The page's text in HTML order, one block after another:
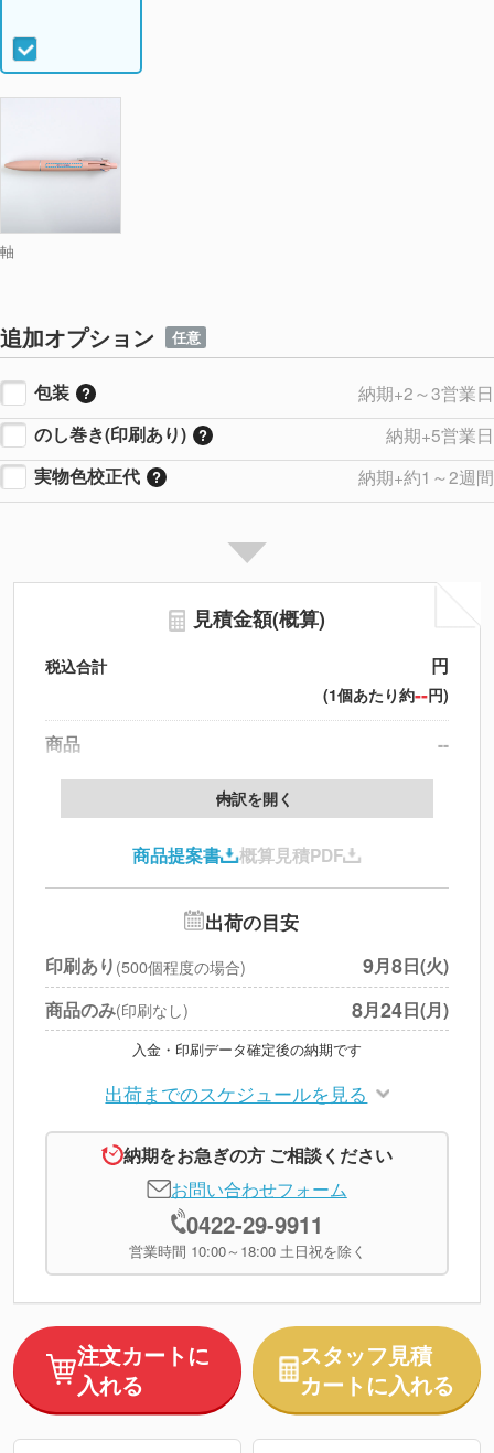
軸
追加オプション 任意
包装
納期+2～3営業日
のし巻き(印刷あり)
納期+5営業日
実物色校正代
納期+約1～2週間
見積金額(概算)
税込合計 円
(1個あたり約--円)
商品
--
製版代
印刷代
北海道・沖縄・離島 別途
円
※上記小計は税別です
内訳を開く
商品提案書 概算見積PDF
出荷の目安
印刷あり (500個程度の場合) 9月8日(火)
商品のみ(印刷なし) 8月24日(月)
入金・印刷データ確定後の納期です
出荷までのスケジュールを見る
納期をお急ぎの方 ご相談ください
お問い合わせフォーム
0422-29-9911
営業時間 10:00～18:00 土日祝を除く
注文カートに
入れる
スタッフ見積
カートに入れる